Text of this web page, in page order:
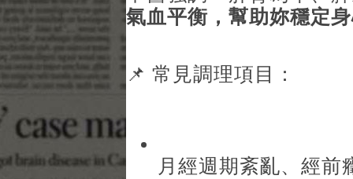
氣血平衡，幫助妳穩定
📌 常見調理項目：
月經週期紊亂、經前